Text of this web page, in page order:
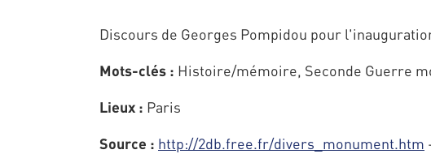
Discours de Georges Pompidou pour
Mots-clés : Histoire/mémoire, Seconde Guerre
Lieux : Paris
Source : http://2db.free.fr/divers_monument.htm